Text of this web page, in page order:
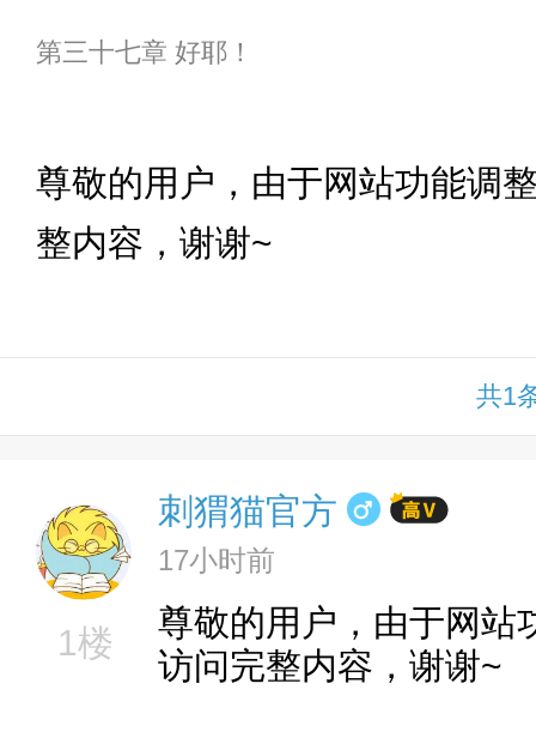
第三十七章 好耶！
尊敬的用户，由于网站功能调
整内容，谢谢~
共1
1楼
刺猬猫官方
17小时前
尊敬的用户，由于网站
访问完整内容，谢谢~